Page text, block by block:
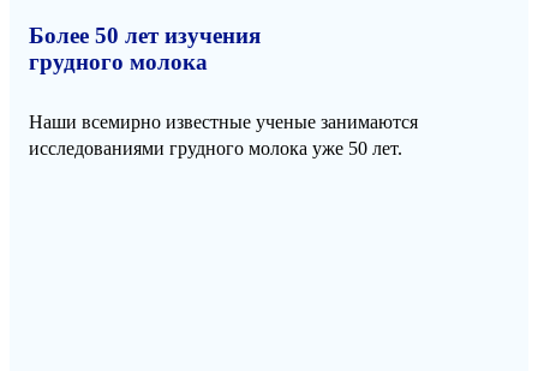
Более 50 лет изучения
грудного молока
Наши всемирно известные ученые занимаются
исследованиями грудного молока уже 50 лет.